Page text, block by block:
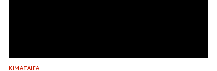
KIMATAIFA